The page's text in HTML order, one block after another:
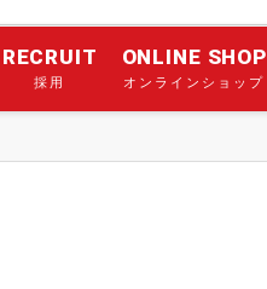
RECRUIT
採用
ONLINE SHOP
オンラインショップ